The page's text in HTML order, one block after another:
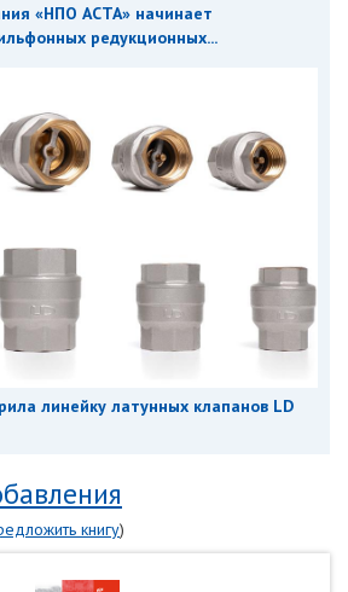
«НПО АСТА» начинает
редукционных...
линейку латунных клапанов LD
книгу)